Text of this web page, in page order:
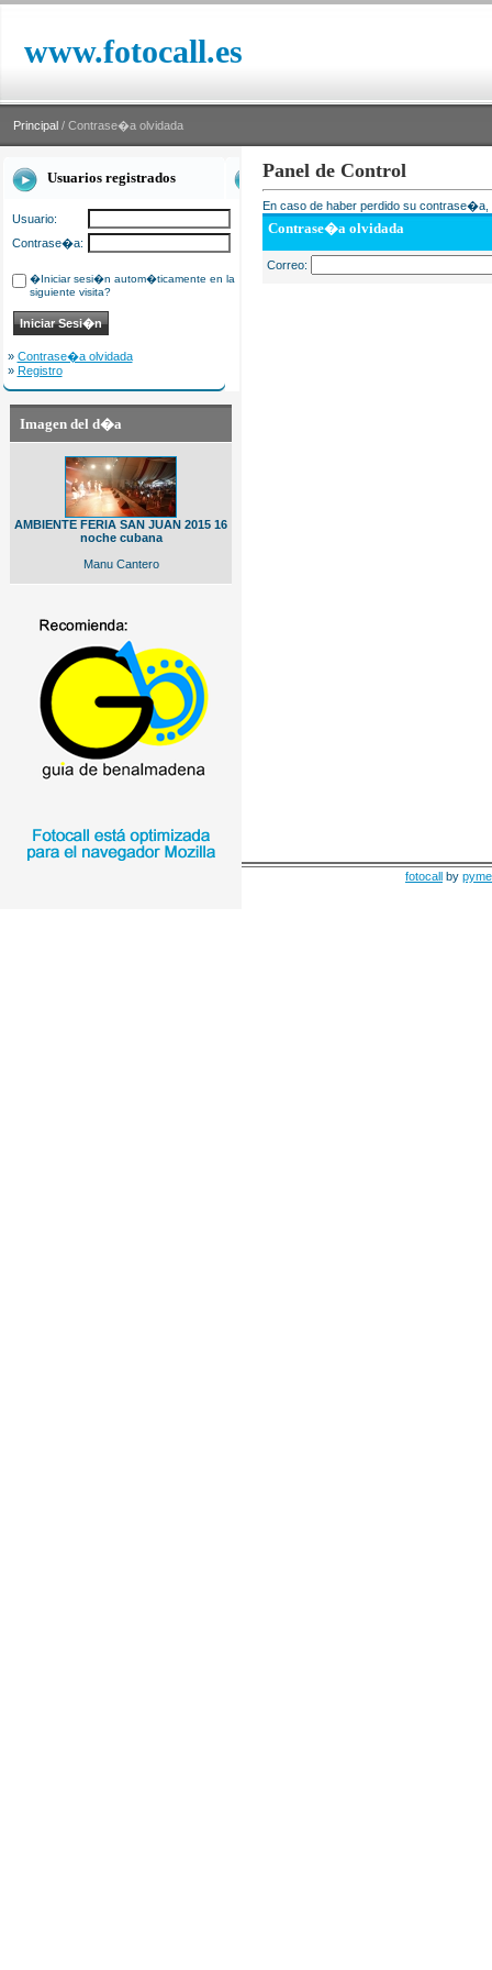
www.fotocall.es
Principal / Contrase�a olvidada
Usuarios registrados
Usuario:
Contrase�a:
�Iniciar sesi�n autom�ticamente en la
siguiente visita?
» Contrase�a olvidada
» Registro
Imagen del d�a
AMBIENTE FERIA SAN JUAN 2015 16
noche cubana
Manu Cantero
Panel de Control
En caso de haber perdido su
Contrase�a olvidada
Correo:
fotocall by